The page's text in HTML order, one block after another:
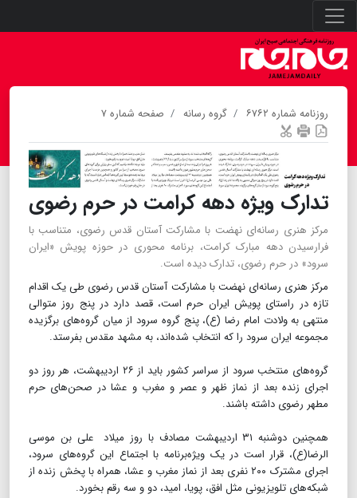
روزنامه شماره ۶۷۶۲ گروه رسانه صفحه شماره ۷
تدارک ویژه دهه کرامت در حرم رضوی
مرکز هنری رسانه‌ای نهضت با مشارکت آستان قدس رضوی، متناسب با
فرارسیدن دهه مبارک کرامت، برنامه محوری در حوزه پویش «ایران
سرود» در حرم رضوی، تدارک دیده‌ است.
مرکز هنری رسانه‌ای نهضت با مشارکت آستان قدس رضوی طی یک اقدام
تازه در راستای پویش ایران حرم است، قصد دارد در پنج روز متوالی
منتهی به ولادت امام رضا (ع)، پنج گروه سرود از میان گروه‌های برگزیده
مجموعه ایران سرود را که انتخاب شده‌اند، به مشهد مقدس بفرستد.
گروه‌های منتخب سرود از سراسر کشور باید از ۲۶ اردیبهشت، هر روز دو
اجرای زنده بعد از نماز ظهر و عصر و مغرب و عشا در صحن‌های حرم
مطهر رضوی داشته باشند.
همچنین دوشنبه ۳۱ اردیبهشت مصادف با روز میلاد علی بن موسی
الرضا(ع)، قرار است در یک ویژه‌برنامه با اجتماع این گروه‌های سرود،
اجرای مشترک ۲۰۰ نفری بعد از نماز مغرب و عشا، همراه با پخش زنده از
شبکه‌های تلویزیونی مثل افق، پویا، امید، دو و سه رقم بخورد.